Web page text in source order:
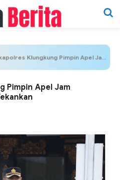
Klungkung Pimpin Apel Jam Pimpinan, Ini Yang di Tekankan
Pimpin Apel Jam